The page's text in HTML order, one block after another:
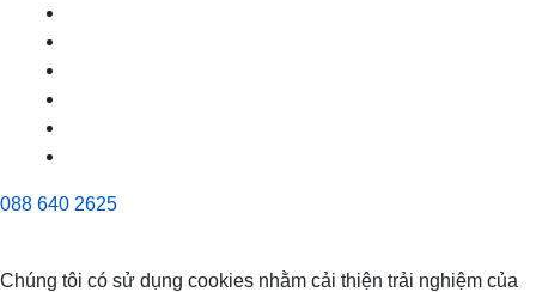
088 640 2625
Chúng tôi có sử dụng cookies nhằm cải thiện trải nghiệm của